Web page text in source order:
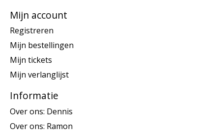
Mijn account
Registreren
Mijn bestellingen
Mijn tickets
Mijn verlanglijst
Informatie
Over ons: Dennis
Over ons: Ramon